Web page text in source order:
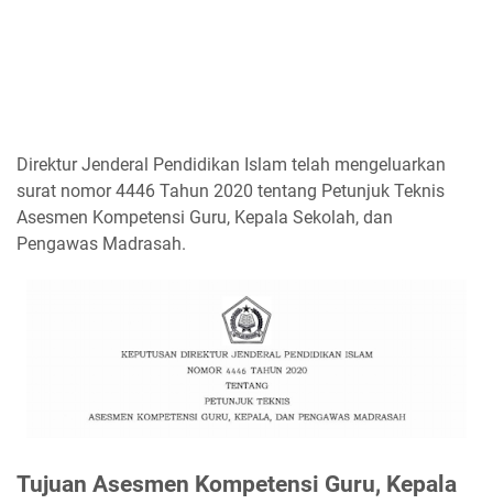
Direktur Jenderal Pendidikan Islam telah mengeluarkan
surat nomor 4446 Tahun 2020 tentang Petunjuk Teknis
Asesmen Kompetensi Guru, Kepala Sekolah, dan
Pengawas Madrasah.
Tujuan Asesmen Kompetensi Guru, Kepala